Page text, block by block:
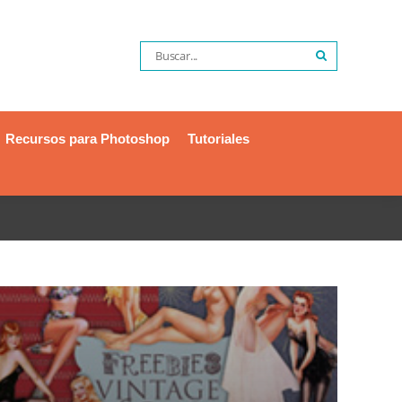
Recursos para Photoshop Tutoriales